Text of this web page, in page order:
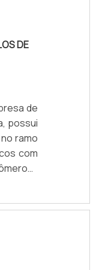
DE
de
possui
ramo
com
DE
um com
o